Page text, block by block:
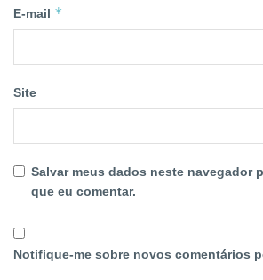
E-mail *
Site
Salvar meus dados neste navegador
que eu comentar.
Notifique-me sobre novos comentários